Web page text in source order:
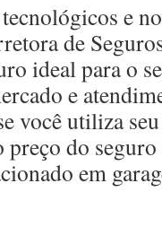
e
de
ideal para o
e
você utiliza
do
em